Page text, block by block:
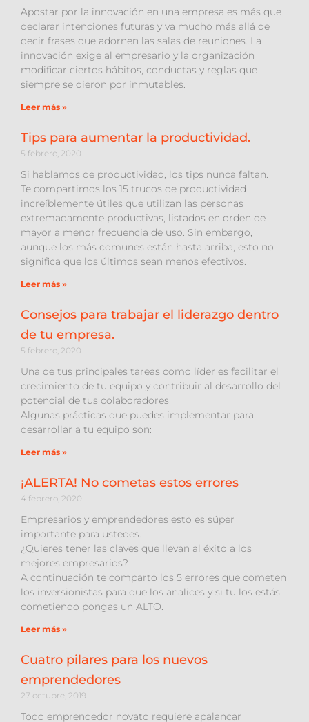
Apostar por la innovación en una empresa es más que
declarar intenciones futuras y va mucho más allá de
decir frases que adornen las salas de reuniones. La
innovación exige al empresario y la organización
modificar ciertos hábitos, conductas y reglas que
siempre se dieron por inmutables.
Leer más »
Tips para aumentar la productividad.
5 febrero, 2020
Si hablamos de productividad, los tips nunca faltan.
Te compartimos los 15 trucos de productividad
increíblemente útiles que utilizan las personas
extremadamente productivas, listados en orden de
mayor a menor frecuencia de uso. Sin embargo,
aunque los más comunes están hasta arriba, esto no
significa que los últimos sean menos efectivos.
Leer más »
Consejos para trabajar el liderazgo dentro
de tu empresa.
5 febrero, 2020
Una de tus principales tareas como líder es facilitar el
crecimiento de tu equipo y contribuir al desarrollo del
potencial de tus colaboradores
Algunas prácticas que puedes implementar para
desarrollar a tu equipo son:
Leer más »
¡ALERTA! No cometas estos errores
4 febrero, 2020
Empresarios y emprendedores esto es súper
importante para ustedes.
¿Quieres tener las claves que llevan al éxito a los
mejores empresarios?
A continuación te comparto los 5 errores que cometen
los inversionistas para que los analices y si tu los estás
cometiendo pongas un ALTO.
Leer más »
Cuatro pilares para los nuevos
emprendedores
27 octubre, 2019
Todo emprendedor novato requiere apalancar